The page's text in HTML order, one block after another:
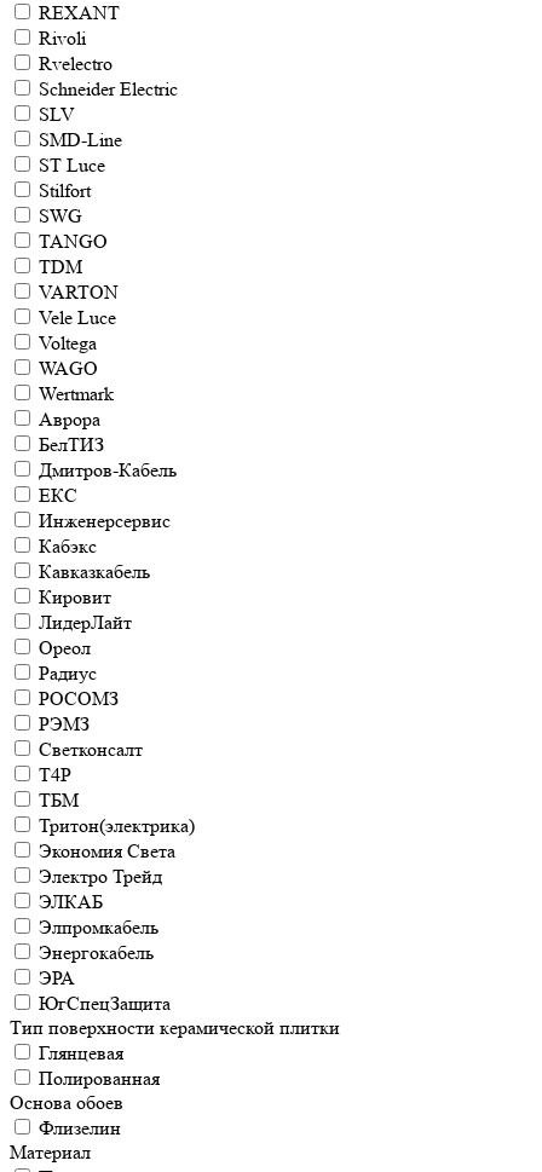
REXANT
Rivoli
Rvelectro
Schneider Electric
SLV
SMD-Line
ST Luce
Stilfort
SWG
TANGO
TDM
VARTON
Vele Luce
Voltega
WAGO
Wertmark
Аврора
БелТИЗ
Дмитров-Кабель
ЕКС
Инженерсервис
Кабэкс
Кавказкабель
Кировит
ЛидерЛайт
Ореол
Радиус
РОСОМЗ
РЭМЗ
Светконсалт
Т4Р
ТБМ
Тритон(электрика)
Экономия Света
Электро Трейд
ЭЛКАБ
Элпромкабель
Энергокабель
ЭРА
ЮгСпецЗащита
Тип поверхности керамической плитки
Глянцевая
Полированная
Основа обоев
Флизелин
Материал